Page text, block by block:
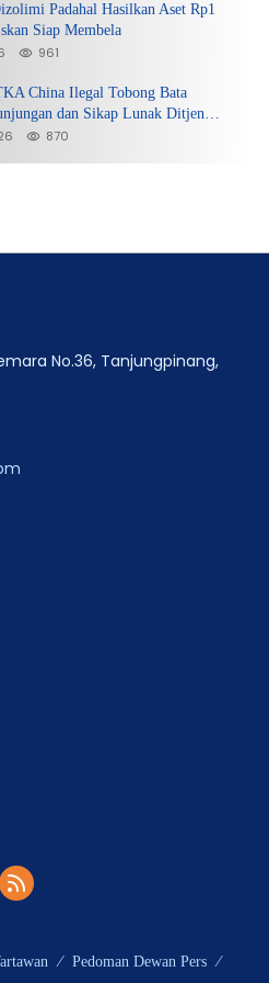
Padahal Hasilkan Aset Rp1
Siap Membela
961
China Ilegal Tobong Bata
dan Sikap Lunak Ditjen
870
No.36, Tanjungpinang,
Pedoman Dewan Pers